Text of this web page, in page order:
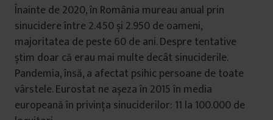
Înainte de 2020, în România mureau anual prin
sinucidere între 2.450 și 2.950 de oameni,
majoritatea de peste 60 de ani. Despre tentative
știm doar că erau mai multe decât sinuciderile.
Pandemia, însă, a afectat psihic persoane de toate
vârstele. Eurostat ne așeza în 2015 în media
europeană în privința sinuciderilor: 11 la 100.000 de